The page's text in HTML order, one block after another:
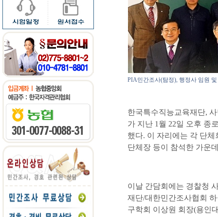
PIA민간조사(탐정), 행정사 임원
한국특수직능교육재단,
가 지난 1월 22일 오후 종
했다. 이 자리에는 각 단
단체장 등이 참석한 가운
이날 간담회에는 경찰청
재단/대한민간조사협회
구학회 이상원 회장(용인